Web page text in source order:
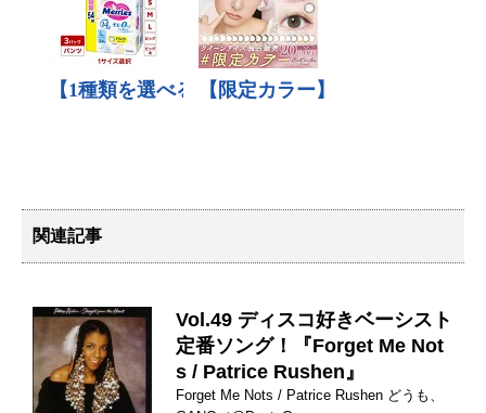
関連記事
Vol.49 ディスコ好きベーシスト
定番ソング！『Forget Me Not
s / Patrice Rushen』
Forget Me Nots / Patrice Rushen どうも、